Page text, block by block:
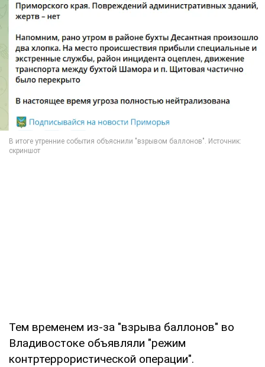
Тем временем из-за "взрыва баллонов" во
Владивостоке объявляли "режим
контртеррористической операции".